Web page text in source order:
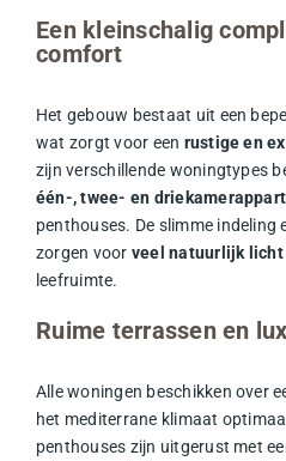
Een kleinschalig
comfort
Het gebouw bestaat uit een
wat zorgt voor een rustige en
zijn verschillende woningtypes
één-, twee- en
penthouses. De slimme indeling
zorgen voor veel natuurlijk licht
leefruimte.
Ruime terrassen en
Alle woningen beschikken over
het mediterrane klimaat
penthouses zijn uitgerust met